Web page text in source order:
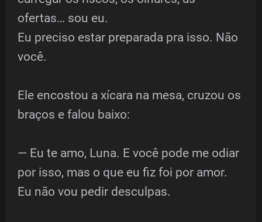
ofertas… sou eu.
Eu preciso estar preparada pra isso. Não
você.
Ele encostou a xícara na mesa, cruzou os
braços e falou baixo:
— Eu te amo, Luna. E você pode me odiar
por isso, mas o que eu fiz foi por amor.
Eu não vou pedir desculpas.